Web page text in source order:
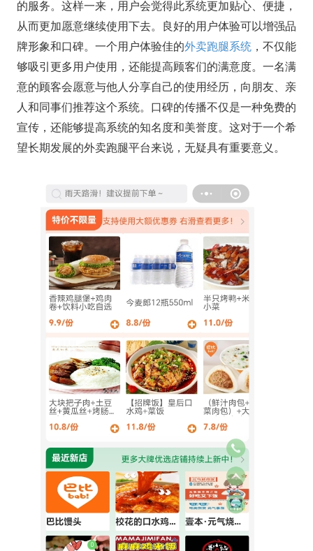
的服务。这样一来，用户会觉得此系统更加贴心、便捷，
从而更加愿意继续使用下去。良好的用户体验可以增强品
牌形象和口碑。一个用户体验佳的外卖跑腿系统，不仅能
够吸引更多用户使用，还能提高顾客们的满意度。一名满
意的顾客会愿意与他人分享自己的使用经历，向朋友、亲
人和同事们推荐这个系统。口碑的传播不仅是一种免费的
宣传，还能够提高系统的知名度和美誉度。这对于一个希
望长期发展的外卖跑腿平台来说，无疑具有重要意义。